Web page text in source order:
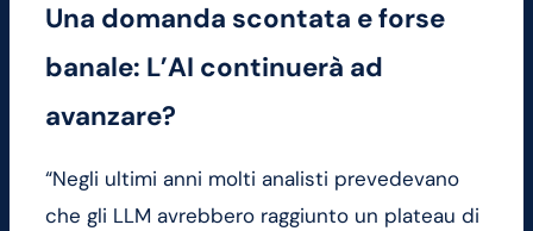
Una domanda scontata e forse
banale: L’AI continuerà ad
avanzare?
“Negli ultimi anni molti analisti prevedevano
che gli LLM avrebbero raggiunto un plateau di